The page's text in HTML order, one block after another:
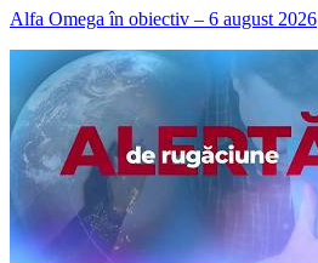
Alfa Omega în obiectiv – 6 august 2026